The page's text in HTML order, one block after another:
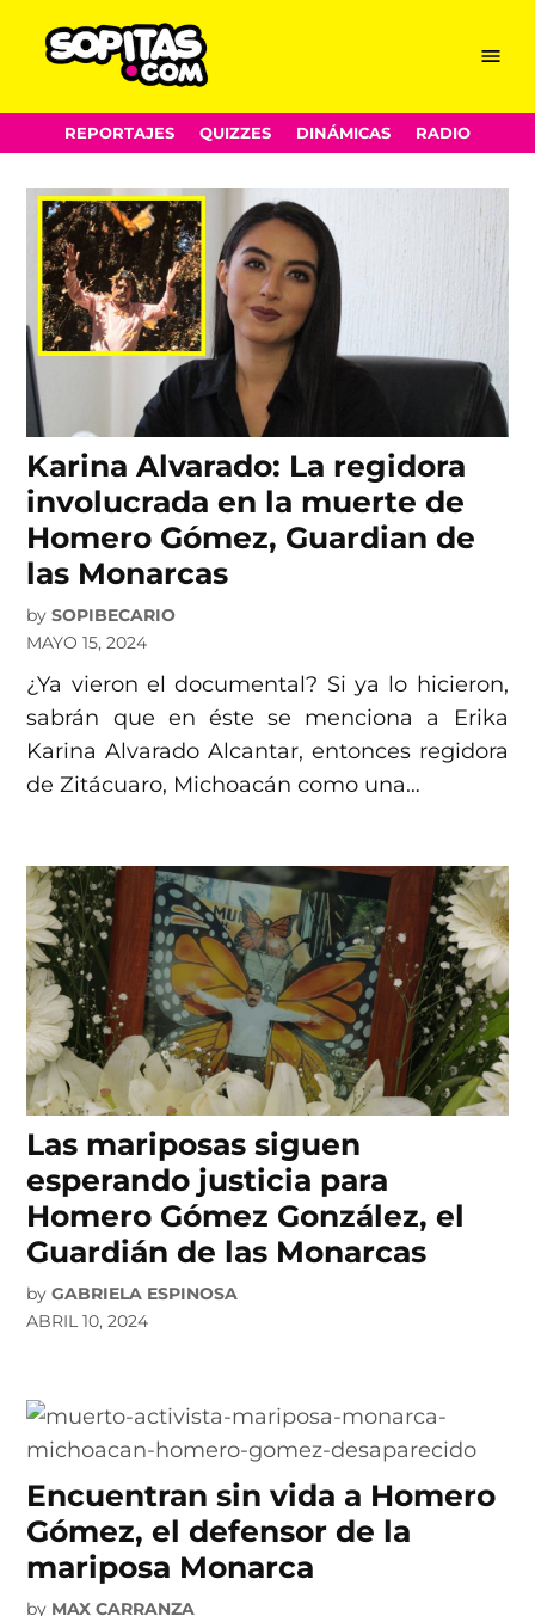
content
Menu
REPORTAJES QUIZZES DINÁMICAS RADIO
Homero Gómez
González
Karina Alvarado: La regidora
involucrada en la muerte de
Homero Gómez, Guardian de
las Monarcas
by SOPIBECARIO
MAYO 15, 2024
¿Ya vieron el documental? Si ya lo hicieron,
sabrán que en éste se menciona a Erika
Karina Alvarado Alcantar, entonces regidora
de Zitácuaro, Michoacán como una…
Las mariposas siguen
esperando justicia para
Homero Gómez González, el
Guardián de las Monarcas
by GABRIELA ESPINOSA
ABRIL 10, 2024
Encuentran sin vida a Homero
Gómez, el defensor de la
mariposa Monarca
by MAX CARRANZA